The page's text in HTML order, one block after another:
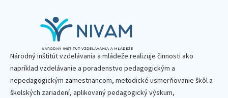
Národný inštitút vzdelávania a mládeže realizuje činnosti ako
napríklad vzdelávanie a poradenstvo pedagogickým a
nepedagogickým zamestnancom, metodické usmerňovanie škôl a
školských zariadení, aplikovaný pedagogický výskum,